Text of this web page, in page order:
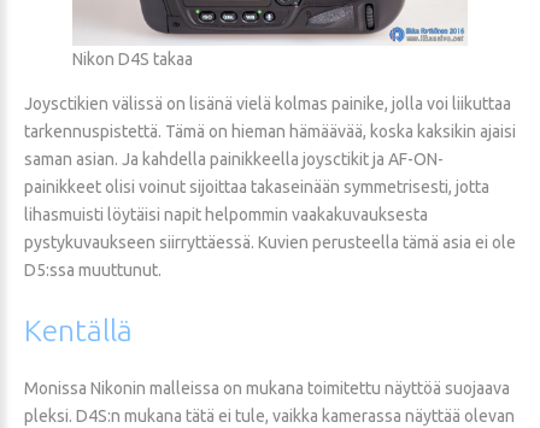
Nikon D4S takaa
Joysctikien välissä on lisänä vielä kolmas painike, jolla voi liikuttaa
tarkennuspistettä. Tämä on hieman hämäävää, koska kaksikin ajaisi
saman asian. Ja kahdella painikkeella joysctikit ja AF-ON-
painikkeet olisi voinut sijoittaa takaseinään symmetrisesti, jotta
lihasmuisti löytäisi napit helpommin vaakakuvauksesta
pystykuvaukseen siirryttäessä. Kuvien perusteella tämä asia ei ole
D5:ssa muuttunut.
Kentällä
Monissa Nikonin malleissa on mukana toimitettu näyttöä suojaava
pleksi. D4S:n mukana tätä ei tule, vaikka kamerassa näyttää olevan